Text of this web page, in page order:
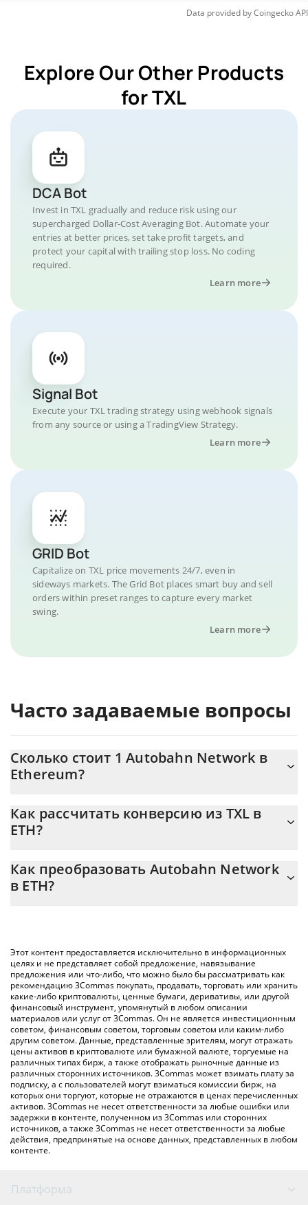
Data provided byCoingeckoAPI
Explore Our Other Products
for TXL
DCA Bot
Invest in TXL gradually and reduce risk using our
supercharged Dollar-Cost Averaging Bot. Automate your
entries at better prices, set take profit targets, and
protect your capital with trailing stop loss. No coding
required.
Learn more
Signal Bot
Execute your TXL trading strategy using webhook signals
from any source or using a TradingView Strategy.
Learn more
GRID Bot
Capitalize on TXL price movements 24/7, even in
sideways markets. The Grid Bot places smart buy and sell
orders within preset ranges to capture every market
swing.
Learn more
Часто задаваемые вопросы
Сколько стоит 1 Autobahn Network в
Ethereum?
На данный момент 1 Autobahn Network равно 6.65681e-7
Как рассчитать конверсию из TXL в
ETH?
рассчитать цену конвертации TXL в ETH, просто введя сумму
Autobahn Network в соответствующее поле, и автоматически
цен Autobahn Network, чтобы проверить последние цены на
Autobahn Network в основных фиатных и криптовалютах.
Как преобразовать Autobahn Network
в ETH?
Этот контент предоставляется исключительно в информационных
целях и не представляет собой предложение, навязывание
предложения или что-либо, что можно было бы рассматривать как
рекомендацию 3Commas покупать, продавать, торговать или хранить
какие-либо криптовалюты, ценные бумаги, деривативы, или другой
финансовый инструмент, упомянутый в любом описании
материалов или услуг от 3Commas. Он не является инвестиционным
советом, финансовым советом, торговым советом или каким-либо
другим советом. Данные, представленные зрителям, могут отражать
цены активов в криптовалюте или бумажной валюте, торгуемые на
различных типах бирж, а также отображать рыночные данные из
различных сторонних источников. 3Commas может взимать плату за
подписку, а с пользователей могут взиматься комиссии бирж, на
которых они торгуют, которые не отражаются в ценах перечисленных
активов. 3Commas не несет ответственности за любые ошибки или
задержки в контенте, полученном из 3Commas или сторонних
источников, а также 3Commas не несет ответственности за любые
действия, предпринятые на основе данных, представленных в любом
контенте.
Платформа